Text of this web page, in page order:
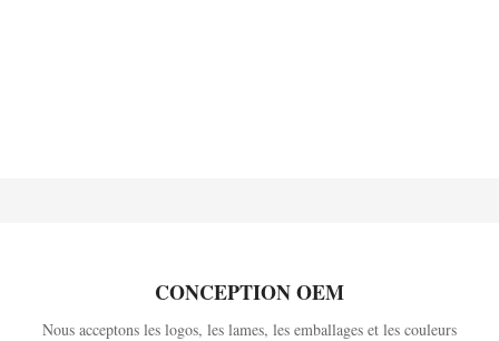
CONCEPTION OEM
Nous acceptons les logos, les lames, les emballages et les couleurs